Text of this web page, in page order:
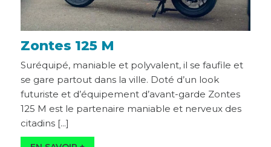
Zontes 125 M
Suréquipé, maniable et polyvalent, il se faufile et
se gare partout dans la ville. Doté d’un look
futuriste et d’équipement d’avant-garde Zontes
125 M est le partenaire maniable et nerveux des
citadins [...]